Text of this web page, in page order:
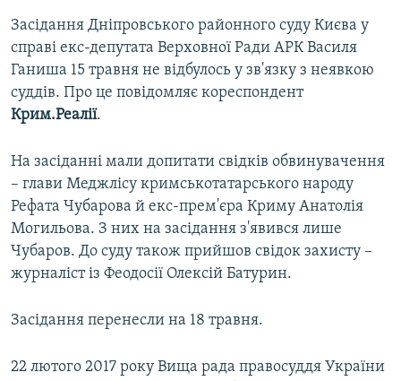
Усі сайти RFE/RL
Засідання Дніпровського районного суду Києва у
справі екс-депутата Верховної Ради АРК Василя
Ганиша 15 травня не відбулось у зв'язку з неявкою
суддів. Про це повідомляє кореспондент
Крим.Реалії.
На засіданні мали допитати свідків обвинувачення
– глави Меджлісу кримськотатарського народу
Рефата Чубарова й екс-прем'єра Криму Анатолія
Могильова. З них на засідання з'явився лише
Чубаров. До суду також прийшов свідок захисту –
журналіст із Феодосії Олексій Батурин.
Засідання перенесли на 18 травня.
22 лютого 2017 року Вища рада правосуддя України